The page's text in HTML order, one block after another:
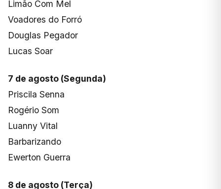
Limão Com Mel
Voadores do Forró
Douglas Pegador
Lucas Soar
7 de agosto (Segunda)
Priscila Senna
Rogério Som
Luanny Vital
Barbarizando
Ewerton Guerra
8 de agosto (Terça)